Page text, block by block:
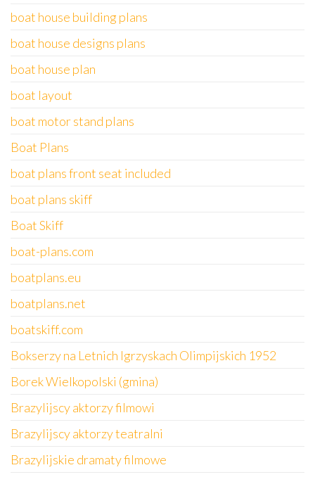
boat house building plans
boat house designs plans
boat house plan
boat layout
boat motor stand plans
Boat Plans
boat plans front seat included
boat plans skiff
Boat Skiff
boat-plans.com
boatplans.eu
boatplans.net
boatskiff.com
Bokserzy na Letnich Igrzyskach Olimpijskich 1952
Borek Wielkopolski (gmina)
Brazylijscy aktorzy filmowi
Brazylijscy aktorzy teatralni
Brazylijskie dramaty filmowe